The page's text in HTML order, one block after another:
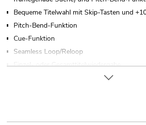
Bequeme Titelwahl mit Skip-Tasten und
Pitch-Bend-Funktion
Cue-Funktion
Seamless Loop/Reloop
Einzel- oder Gesamttitelwiedergabe